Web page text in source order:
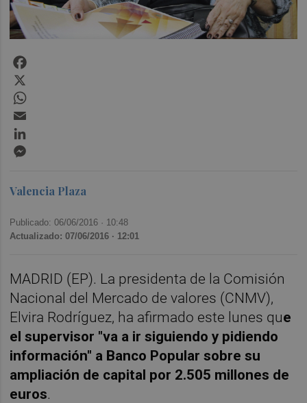
Valencia Plaza
Publicado: 06/06/2016 · 10:48
Actualizado: 07/06/2016 · 12:01
MADRID (EP). La presidenta de la Comisión
Nacional del Mercado de valores (CNMV),
Elvira Rodríguez, ha afirmado este lunes que
el supervisor "va a ir siguiendo y pidiendo
información" a Banco Popular sobre su
ampliación de capital por 2.505 millones de
euros.